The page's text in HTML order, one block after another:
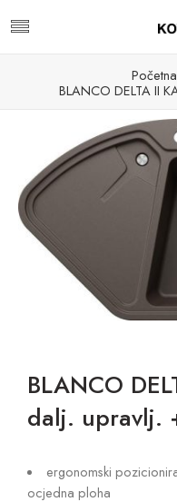
Početna
BLANCO DELTA II
BLANCO
dalj. upravlj.
ergonomski
ocjedna ploha